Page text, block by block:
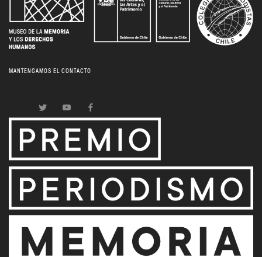
MANTENGAMOS EL CONTACTO